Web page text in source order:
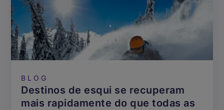
BLOG
Destinos de esqui se recuperam
mais rapidamente do que todas as